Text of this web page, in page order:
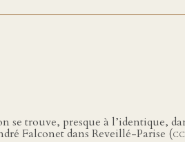
se trouve, presque à l’identique,
Falconet dans Reveillé-Parise (